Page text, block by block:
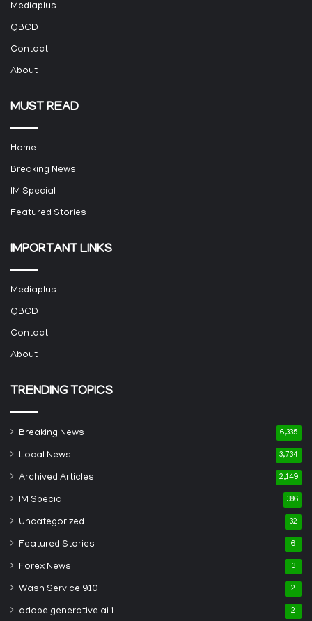
Mediaplus
QBCD
Contact
About
MUST READ
Home
Breaking News
IM Special
Featured Stories
IMPORTANT LINKS
Mediaplus
QBCD
Contact
About
TRENDING TOPICS
Breaking News 6,335
Local News 3,734
Archived Articles 2,149
IM Special 386
Uncategorized 32
Featured Stories 6
Forex News 3
Wash Service 910 2
adobe generative ai 1 2